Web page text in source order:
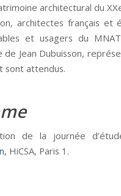
architectural du
architectes français et
et usagers du
de Jean Dubuisson,
sont attendus.
de la journée
, HiCSA, Paris 1.